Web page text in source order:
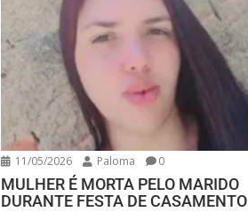
11/05/2026 Paloma 0
MULHER É MORTA PELO MARIDO
DURANTE FESTA DE CASAMENTO